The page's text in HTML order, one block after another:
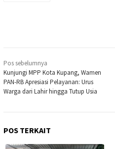
Navigasi
pos
Pos sebelumnya
Kunjungi MPP Kota Kupang, Wamen
PAN-RB Apresiasi Pelayanan: Urus
Warga dari Lahir hingga Tutup Usia
POS TERKAIT